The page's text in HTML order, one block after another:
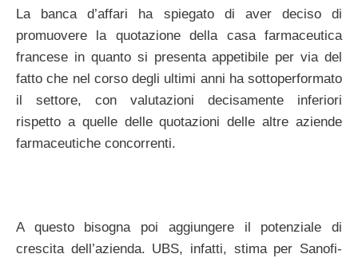
La banca d’affari ha spiegato di aver deciso di
promuovere la quotazione della casa farmaceutica
francese in quanto si presenta appetibile per via del
fatto che nel corso degli ultimi anni ha sottoperformato
il settore, con valutazioni decisamente inferiori
rispetto a quelle delle quotazioni delle altre aziende
farmaceutiche concorrenti.
A questo bisogna poi aggiungere il potenziale di
crescita dell’azienda. UBS, infatti, stima per Sanofi-